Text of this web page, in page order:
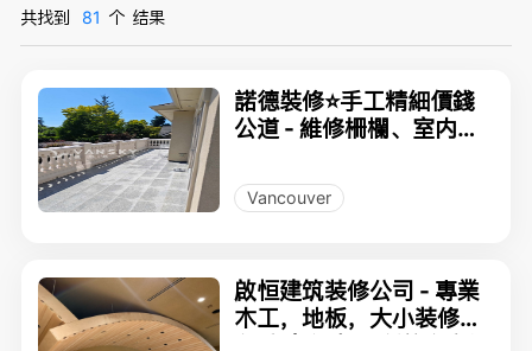
共找到 81 个 结果
諾德裝修⭐️手工精細價錢
公道 - 維修柵欄、室内外
改造、地板更换、楼梯安
装、定制防土牆倒水泥
Vancouver
啟恒建筑装修公司 - 專業
木工，地板，大小装修工